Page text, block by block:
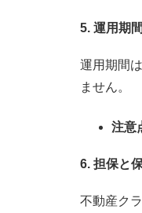
5. 運用期
運用期間
ません。
注意
6. 担保と
不動産ク